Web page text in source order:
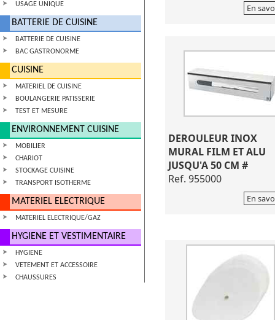
USAGE UNIQUE
BATTERIE DE CUISINE
BATTERIE DE CUISINE
BAC GASTRONORME
CUISINE
MATERIEL DE CUISINE
BOULANGERIE PATISSERIE
TEST ET MESURE
ENVIRONNEMENT CUISINE
MOBILIER
CHARIOT
STOCKAGE CUISINE
TRANSPORT ISOTHERME
MATERIEL ELECTRIQUE
MATERIEL ELECTRIQUE/GAZ
HYGIENE ET VESTIMENTAIRE
HYGIENE
VETEMENT ET ACCESSOIRE
CHAUSSURES
En
DEROULEUR INOX
MURAL FILM ET ALU
JUSQU'A 50 CM #
Ref. 955000
En